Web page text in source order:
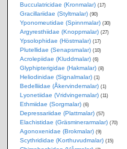
Bucculatricidae (Kronmalar) (17)
Gracillariidae (Styltmalar) (90)
Yponomeutidae (Spinnmalar) (30)
Argyresthiidae (Knoppmalar) (27)
Ypsolophidae (Höstmalar) (17)
Plutellidae (Senapsmalar) (10)
Acrolepiidae (Kluddmalar) (6)
Glyphipterigidae (Hakmalar) (8)
Heliodinidae (Signalmalar) (1)
Bedelliidae (Åkervindemalar) (1)
Lyonetiidae (Vridvingemalar) (11)
Ethmiidae (Sorgmalar) (6)
Depressariidae (Plattmalar) (57)
Elachistidae (Gräsminerarmalar) (70)
Agonoxenidae (Brokmalar) (9)
Scythrididae (Korthuvudmalar) (15)